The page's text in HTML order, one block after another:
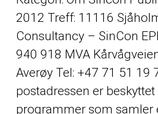
2012 Treff: 11116
Consultancy – SinCon
940 918 MVA
Averøy Tel: +47 71 51 19
postadressen er
programmer som samler